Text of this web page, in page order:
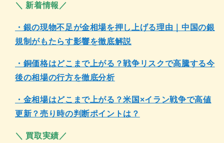
＼ 新着情報／
・銀の現物不足が金相場を押し上げる理由｜中国の銀
規制がもたらす影響を徹底解説
・銅価格はどこまで上がる？戦争リスクで高騰する今
後の相場の行方を徹底分析
・金相場はどこまで上がる？米国×イラン戦争で高値
更新？売り時の判断ポイントは？
＼ 買取実績／